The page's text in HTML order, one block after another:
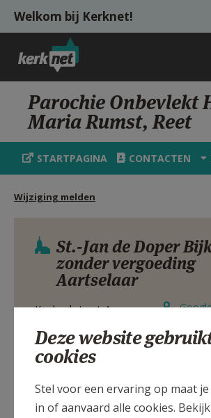
Overslaan en naar de inhoud gaan
Welkom bij Kerknet!
STARTPAGINA
KERK
VIERINGEN
HULP
MIJN PAROCHIE
AANMELDEN OF
Parochie Onbevlekt
Maria Rumst, Reet
STARTPAGINA CONTACTEN
Wijziging melden
St.-Jan de Doper
zonder vergoeding
Aartselaar
Koekoekstraat 4
Koekoekstraat 4, 2630 Aartselaar
Deze website
cookies
Stel voor een ervaring op maat
in of aanvaard alle cookies.